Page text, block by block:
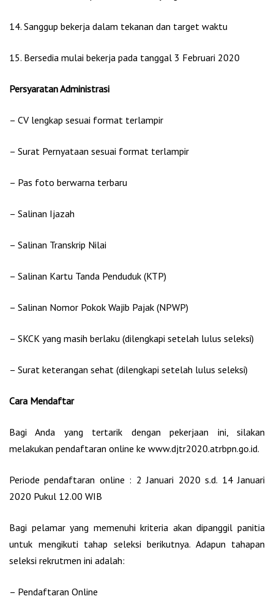
14. Sanggup bekerja dalam tekanan dan target waktu
15. Bersedia mulai bekerja pada tanggal 3 Februari 2020
Persyaratan Administrasi
– CV lengkap sesuai format terlampir
– Surat Pernyataan sesuai format terlampir
– Pas foto berwarna terbaru
– Salinan Ijazah
– Salinan Transkrip Nilai
– Salinan Kartu Tanda Penduduk (KTP)
– Salinan Nomor Pokok Wajib Pajak (NPWP)
– SKCK yang masih berlaku (dilengkapi setelah lulus seleksi)
– Surat keterangan sehat (dilengkapi setelah lulus seleksi)
Cara Mendaftar
Bagi Anda yang tertarik dengan pekerjaan ini, silakan
melakukan pendaftaran online ke www.djtr2020.atrbpn.go.id.
Periode pendaftaran online : 2 Januari 2020 s.d. 14 Januari
2020 Pukul 12.00 WIB
Bagi pelamar yang memenuhi kriteria akan dipanggil panitia
untuk mengikuti tahap seleksi berikutnya. Adapun tahapan
seleksi rekrutmen ini adalah:
– Pendaftaran Online